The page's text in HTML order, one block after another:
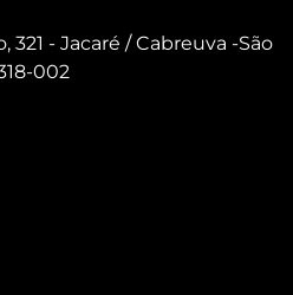
321 - Jacaré / Cabreuva -São
002